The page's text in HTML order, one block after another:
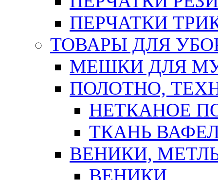
ПЕРЧАТКИ
ТОВАРЫ ДЛЯ
МЕШКИ ДЛЯ
ПОЛОТНО,
НЕТКАНОЕ
ТКАНЬ
ВЕНИКИ,
ВЕНИКИ